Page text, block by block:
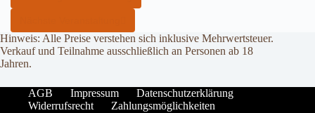
Hinweis: Alle Preise verstehen sich inklusive Mehrwertsteuer.
Verkauf und Teilnahme ausschließlich an Personen ab 18
Jahren.
AGB Impressum
Datenschutzerklärung
Widerrufsrecht
Zahlungsmöglichkeiten